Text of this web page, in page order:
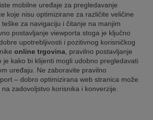
mobilne uređaje za pregledavanje
koje nisu optimizirane za različite veličine
za navigaciju i čitanje na manjim
postavljanje viewporta stoga je ključno
upotrebljivosti i pozitivnog korisničkog
online trgovina , pravilno postavljanje
je kako bi klijenti mogli udobno pregledavati
uređaju. Ne zaboravite pravilno
– dobro optimizirana web stranica može
zadovoljstvo korisnika i konverzije.